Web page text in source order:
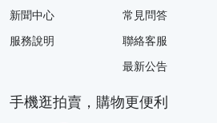
新聞中心
服務說明
常見問答
聯絡客服
最新公告
手機逛拍賣，購物更便利